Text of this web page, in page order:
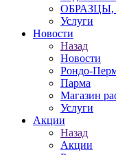
Услуги
Новости
Назад
Новости
Рондо-
Парма
Магазин
Услуги
Акции
Назад
Акции